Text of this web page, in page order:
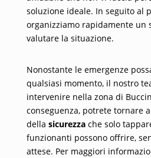
soluzione ideale. In seguito al
organizziamo rapidamente un
valutare la situazione.
Nonostante le emergenze
qualsiasi momento, il nostro
intervenire nella zona di
conseguenza, potrete tornare
della sicurezzache solo
funzionanti possono offrire,
attese. Per maggiori